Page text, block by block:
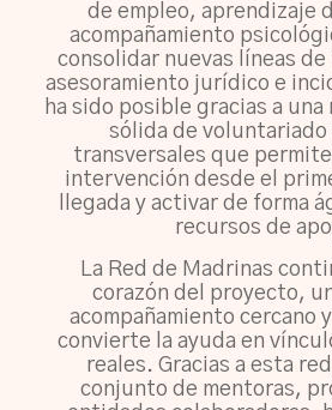
de empleo, aprendizaje
acompañamiento
consolidar nuevas líneas de
asesoramiento jurídico e
ha sido posible gracias a una
sólida de voluntariado
transversales que
intervención desde el
llegada y activar de forma
recursos de
La Red de Madrinas
corazón del proyecto,
acompañamiento cercano
convierte la ayuda en
reales. Gracias a esta
conjunto de mentoras,